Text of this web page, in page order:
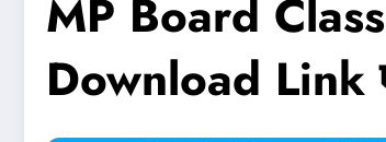
MP Board
Download Link